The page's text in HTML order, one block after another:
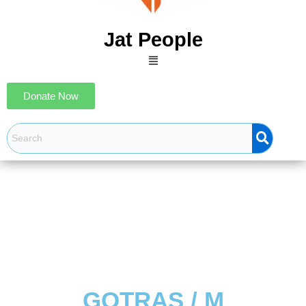
Jat People
Menu
Donate Now
GOTRAS / M